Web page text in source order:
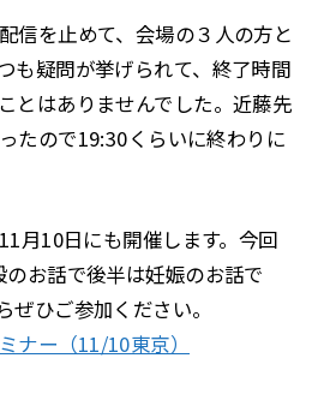
信を止めて、会場の３人の方と
も疑問が挙げられて、終了時間
とはありませんでした。近藤先
たので19:30くらいに終わりに
月10日にも開催します。今回
お話で後半は妊娠のお話で
ぜひご参加ください。
ナー（11/10東京）